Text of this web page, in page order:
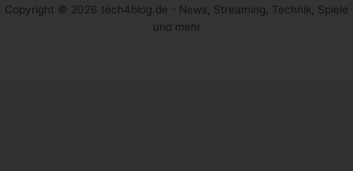
Copyright © 2026 tech4blog.de - News, Streaming, Technik, Spiele
und mehr